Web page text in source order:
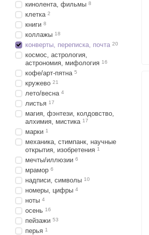
кинолента, фильмы 8
клетка 2
книги 8
коллажы 18
конверты, переписка, почта 20
космос, астрология,
астрономия, мифология 16
кофе/арт-пятна 5
кружево 21
лето/весна 4
листья 17
магия, фэнтези, колдовство,
алхимия, мистика 17
марки 1
механика, стимпанк, научные
открытия, изобретения 1
мечты/иллюзии 6
мрамор 6
надписи, символы 10
номеры, цифры 4
ноты 4
осень 16
пейзажи 53
перья 1